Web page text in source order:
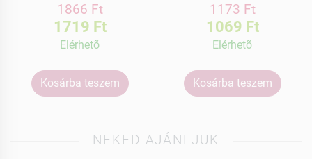
1866 Ft
1719 Ft
Elérhetõ
Kosárba teszem
1173 Ft
1069 Ft
Elérhetõ
Kosárba teszem
NEKED AJÁNLJUK